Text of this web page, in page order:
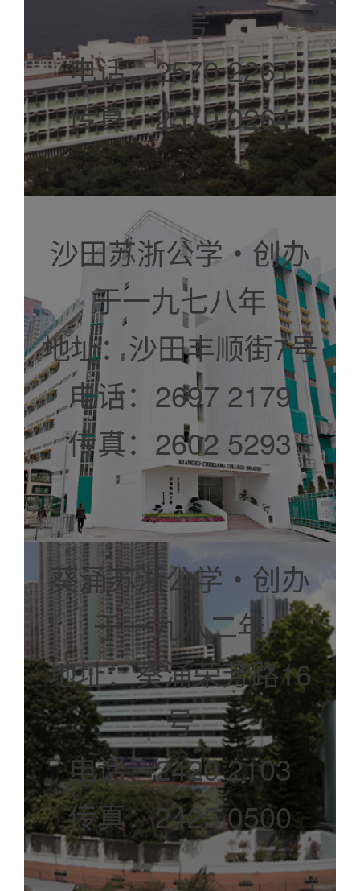
20号
电话：2570 2261
传真：2510 0264
沙田苏浙公学‧创办
于一九七八年
地址：沙田丰顺街7号
电话：2697 2179
传真：2602 5293
葵涌苏浙公学‧创办
于一九八二年
地址：葵涌荣芳路16
号
电话：2420 2103
传真：2425 0500